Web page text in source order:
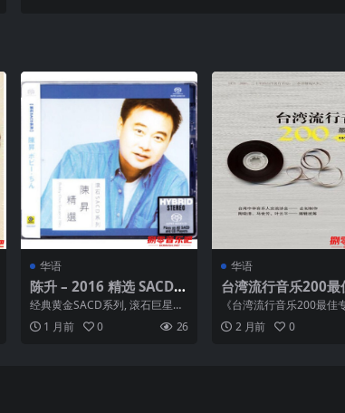
华语
陈升 – 2016 精选 SACD I
SO
经典黄金SACD系列, 滚石巨星再
现 –陈升精选 日本压製 Super Au
di...1 月前 0 26
华语
台湾流行音乐200最
辑(1975-2005)
200张 CD + 原书pdf
《台湾流行音乐200最佳
75-2005)》是华语乐坛权
合集，由业...
2 月前 0